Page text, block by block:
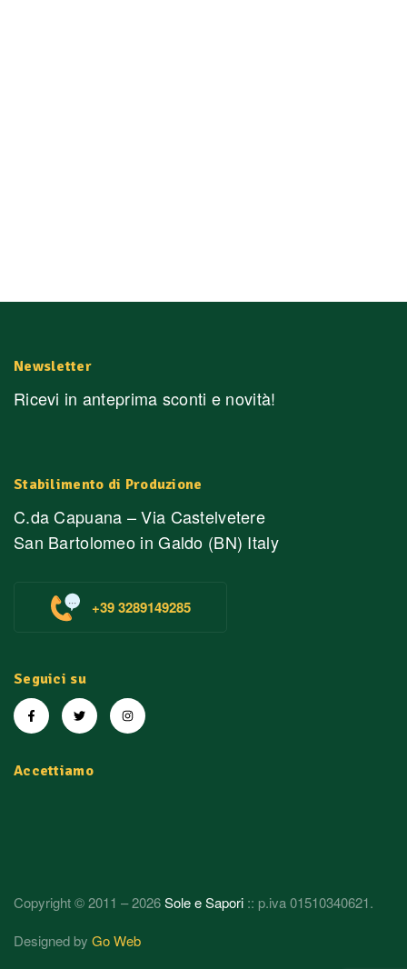
Newsletter
Ricevi in anteprima sconti e novità!
Stabilimento di Produzione
C.da Capuana – Via Castelvetere
San Bartolomeo in Galdo (BN) Italy
+39 3289149285
Seguici su
Accettiamo
Copyright © 2011 – 2026Sole e Sapori :: p.iva 01510340621.
Designed by Go Web